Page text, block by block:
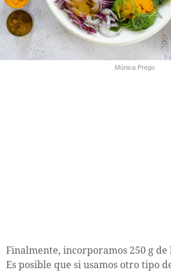
Mónica Prego
Finalmente, incorporamos 250 g
Es posible que si usamos otro tipo